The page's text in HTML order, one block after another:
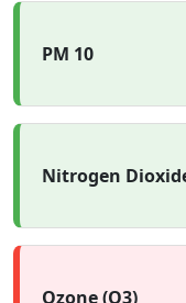
PM 10
Nitrogen
Ozone (O3)